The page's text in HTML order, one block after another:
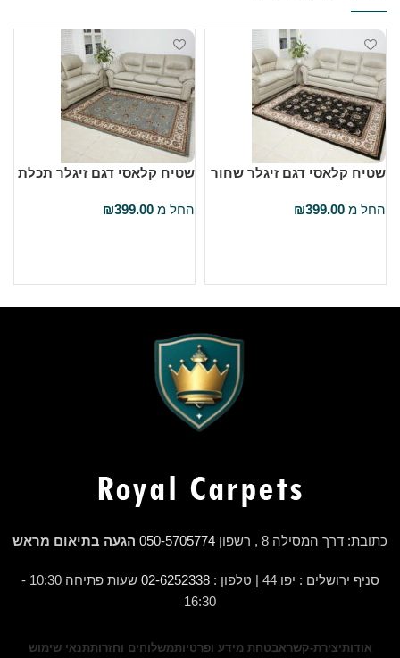
שטיח קלאסי דגם זיגלר שחור
החל מ ₪399.00
שטיח קלאסי דגם זיגלר תכלת
החל מ ₪399.00
כתובת: דרך המסילה 8 , רשפון 050-5705774 הגעה בתיאום מראש
סניף ירושלים : יפו 44 | טלפון : 02-6252338
שעות פתיחה 10:30 -
16:30
אודותיצירת-קשראבטחת מידע ופרטיותמשלוחים וחזרותתנאי שימוש